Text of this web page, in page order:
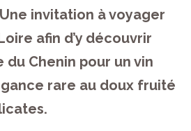
Une invitation à voyager
afin d’y découvrir
du Chenin pour un vin
rare au doux fruité